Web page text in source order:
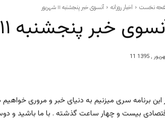
نخست اخبار روزانه آنسوی خبر پنجشنبه ۱۱ شهریور
خبر پنجشنبه ۱۱ شهریور
, 1395
این برنامه سری میزنیم به دنیای خبر و مروری